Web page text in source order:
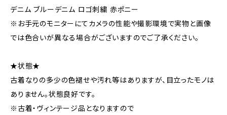
デニム ブルーデニム ロゴ刺繍 赤ポニー
※お手元のモニターにてカメラの性能や撮影環境で実物と画像
では色合いが異なる場合がございますのでご了承ください。
★状態★
古着なりの多少の色褪せや汚れ等はありますが、目立ったモノは
ありません。状態良好です。
※古着・ヴィンテージ品となりますので